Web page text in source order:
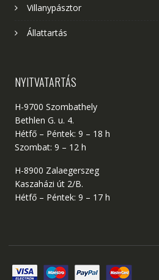
Villanypásztor
Állattartás
NYITVATARTÁS
H-9700 Szombathely
Bethlen G. u. 4.
Hétfő – Péntek: 9 – 18 h
Szombat: 9 – 12 h
H-8900 Zalaegerszeg
Kaszaházi út 2/B.
Hétfő – Péntek: 9 – 17 h